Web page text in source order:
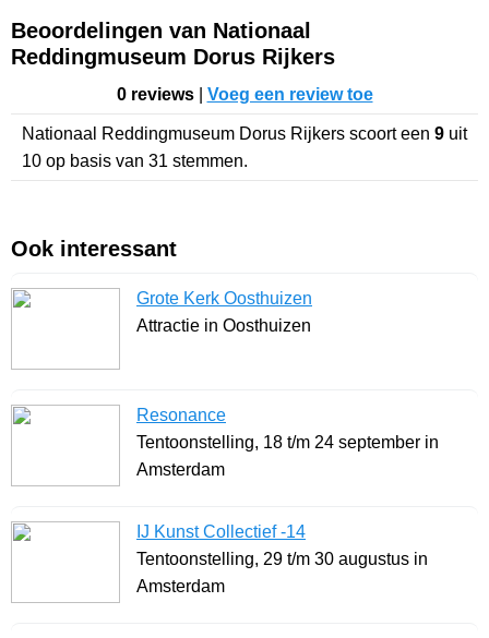
Beoordelingen van Nationaal
Reddingmuseum Dorus Rijkers
0 reviews| Voeg een review toe
Nationaal Reddingmuseum Dorus Rijkers scoort een 9 uit
10 op basis van 31 stemmen.
Ook interessant
Grote Kerk Oosthuizen
Attractie in Oosthuizen
Resonance
Tentoonstelling, 18 t/m 24 september in
Amsterdam
IJ Kunst Collectief -14
Tentoonstelling, 29 t/m 30 augustus in
Amsterdam